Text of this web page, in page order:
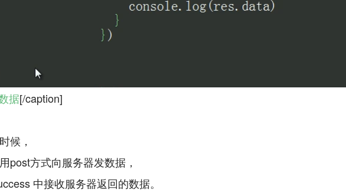
据[/caption]
候，
post方式向服务器发数据，
中接收服务器返回的数据。